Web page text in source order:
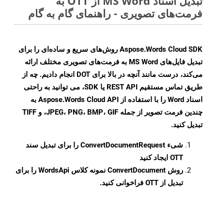
فرمت‌های تصویری - راهنمای گام به گام
Aspose.Words Cloud SDK روش‌های سریع و ساده‌ای را برای
تبدیل فایل‌های MS Word به فرمت‌های تصویری مختلف ارائه
می‌کند، درست مانند آنچه در بالا برای DOT انجام دادیم. چه از
طریق تماس مستقیم REST API یا SDK، می توانید به راحتی
اسناد Word را با استفاده از Aspose.Words Cloud API به
چندین فرمت تصویر از جمله JPEG، PNG، BMP، GIF، و TIFF
تبدیل کنید.
شیء ConvertDocumentRequest را برای تبدیل سند
OTT ایجاد کنید
روش ConvertDocument
نمونه کلاس WordsApi را برای
تبدیل از OTT فراخوانی کنید.